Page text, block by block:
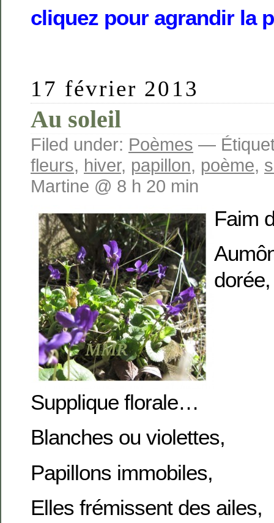
cliquez pour agrandir la
17 février 2013
Au soleil
Filed under: Poèmes —
fleurs, hiver, papillon, poème,
Martine @ 8 h 20 min
Faim
dorée,
Supplique florale…
Blanches ou violettes,
Papillons immobiles,
Elles frémissent des ailes,